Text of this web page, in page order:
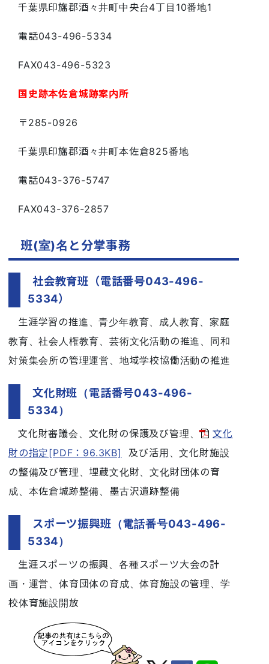
千葉県印旛郡酒々井町中央台4丁目10番地1
電話043-496-5334
FAX043-496-5323
国史跡本佐倉城跡案内所
〒285-0926
千葉県印旛郡酒々井町本佐倉825番地
電話043-376-5747
FAX043-376-2857
班(室)名と分掌事務
社会教育班（電話番号043-496-
5334）
生涯学習の推進、青少年教育、成人教育、家庭
教育、社会人権教育、芸術文化活動の推進、同和
対策集会所の管理運営、地域学校協働活動の推進
文化財班（電話番号043-496-
5334）
文化財審議会、文化財の保護及び管理、
文化
財の指定[PDF：96.3KB]
及び活用、文化財施設
の整備及び管理、埋蔵文化財、文化財団体の育
成、本佐倉城跡整備、墨古沢遺跡整備
スポーツ振興班（電話番号043-496-
5334）
生涯スポーツの振興、各種スポーツ大会の計
画・運営、体育団体の育成、体育施設の管理、学
校体育施設開放